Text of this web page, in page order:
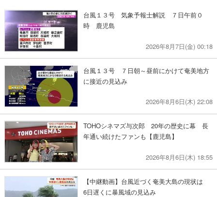
台風１３号 気象予報士解説 ７日午前０
時 鹿児島
2026年8月7日(金) 00:18
台風１３号 ７日朝～昼前にかけて奄美地方
に接近の見込み
2026年8月6日(木) 22:08
TOHOシネマズ与次郎 20年の歴史に幕 長
年通い続けたファンも【鹿児島】
2026年8月6日(木) 18:55
【中継動画】台風近づく奄美大島の現状は
6日遅くに暴風域の見込み